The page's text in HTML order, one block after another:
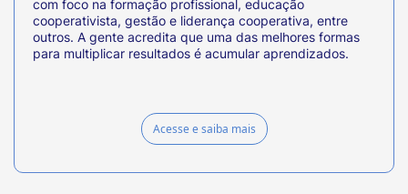
com foco na formação profissional, educação
cooperativista, gestão e liderança cooperativa, entre
outros. A gente acredita que uma das melhores formas
para multiplicar resultados é acumular aprendizados.
Acesse e saiba mais